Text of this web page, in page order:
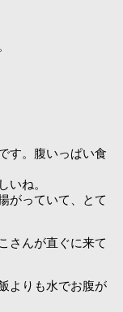
す。腹いっぱい食
いね。
がっていて、とて
さんが直ぐに来て
よりも水でお腹が